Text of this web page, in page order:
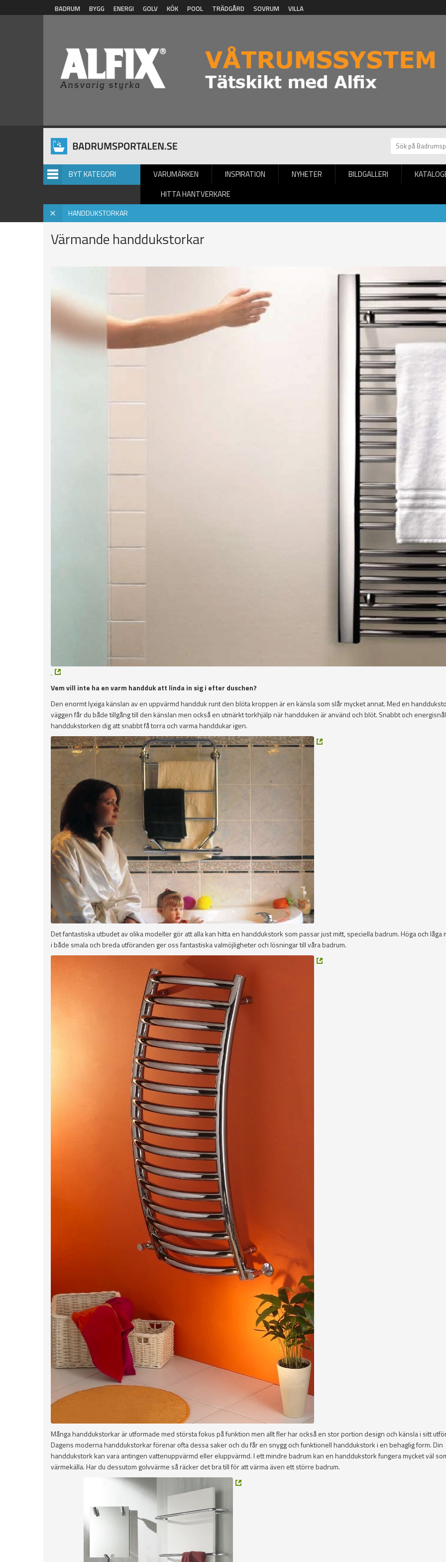
Hoppa till huvudinnehåll
BADRUM BYGG ENERGI GOLV KÖK POOL TRÄDGÅRD SOVRUM VILLA
BYT KATEGORI VARUMÄRKEN INSPIRATION NYHETER BILDGALLERI
HITTA HANTVERKARE
HANDDUKSTORKAR
Hem »Handdukstorkar»Inspiration
Värmande handdukstorkar
Vem vill inte ha en varm handduk att linda in sig i efter duschen?
Den enormt lyxiga känslan av en uppvärmd handduk runt den blöta kroppen är en känsla som slår mycket annat. Med en
väggen får du både tillgång till den känslan men också en utmärkt torkhjälp när handduken är använd och blöt. Snabbt och
handdukstorken dig att snabbt få torra och varma handdukar igen.
Det fantastiska utbudet av olika modeller gör att alla kan hitta en handdukstork som passar just mitt, speciella badrum. Höga och låga
i både smala och breda utföranden ger oss fantastiska valmöjligheter och lösningar till våra badrum.
Många handdukstorkar är utformade med största fokus på funktion men allt fler har också en stor portion design och känsla i sitt
Dagens moderna handdukstorkar förenar ofta dessa saker och du får en snygg och funktionell handdukstork i en behaglig form. Din
handdukstork kan vara antingen vattenuppvärmd eller eluppvärmd. I ett mindre badrum kan en handdukstork fungera mycket väl
värmekälla. Har du dessutom golvvärme så räcker det bra till för att värma även ett större badrum.